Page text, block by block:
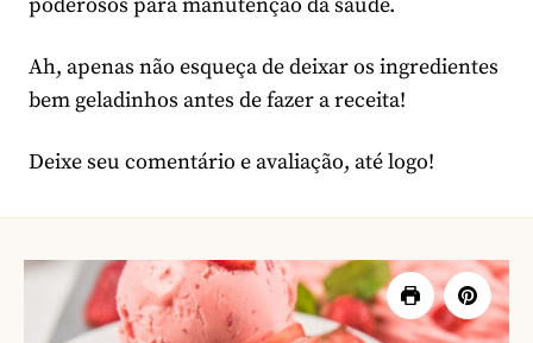
Ah, apenas não esqueça de deixar os ingredientes
bem geladinhos antes de fazer a receita!
Deixe seu comentário e avaliação, até logo!